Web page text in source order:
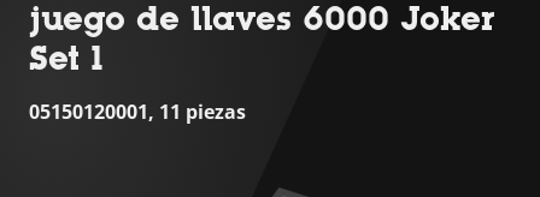
juego de llaves 6000 Joker
Set 1
05150120001, 11 piezas